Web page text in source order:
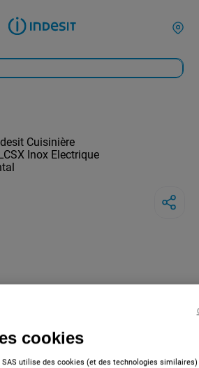
cookies
SAS utilise des cookies (et des technologies